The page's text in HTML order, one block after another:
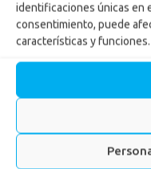
identificaciones únicas en
consentimiento, puede
características y funciones.
Éxito
Anual